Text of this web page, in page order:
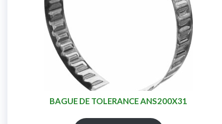
BAGUE DE TOLERANCE ANS200X31